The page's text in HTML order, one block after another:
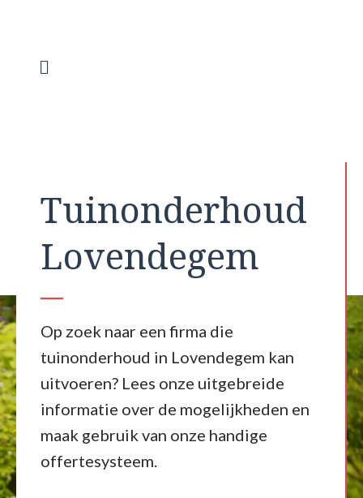
inhoud
Tuinonderhoud
Lovendegem
Op zoek naar een firma die
tuinonderhoud in Lovendegem kan
uitvoeren? Lees onze uitgebreide
informatie over de mogelijkheden en
maak gebruik van onze handige
offertesysteem.